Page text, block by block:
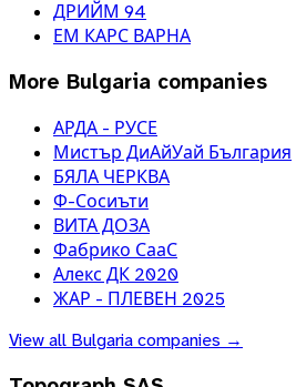
ДРИЙМ 94
ЕМ КАРС ВАРНА
More Bulgaria companies
АРДА - РУСЕ
Мистър ДиАйУай България
БЯЛА ЧЕРКВА
Ф-Сосиъти
ВИТА ДОЗА
Фабрико СааС
Алекс ДК 2020
ЖАР - ПЛЕВЕН 2025
View all Bulgariacompanies →